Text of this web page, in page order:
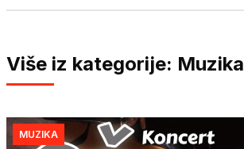
Više iz kategorije: Muzika
MUZIKA